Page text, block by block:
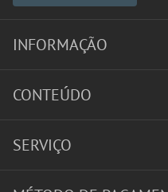
INFORMAÇÃO
CONTEÚDO
SERVIÇO